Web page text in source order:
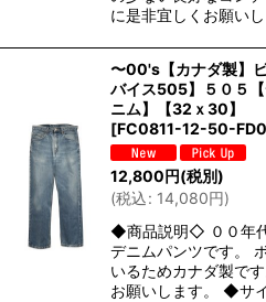
に是非宜しくお願い
〜00's【カナダ製】
バイス505】５０５
ニム】【32ｘ30】
[FC0811-12-50-
12,800円(税別)
(税込: 14,080円)
◆商品説明◇ ００年
デニムパンツです。
いるためカナダ製で
お願いします。 ◆サ